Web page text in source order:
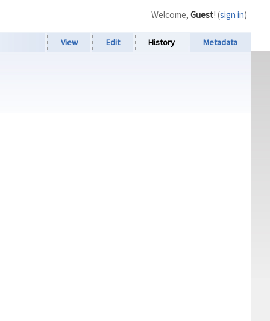
View Edit History Metadata
Welcome, Guest! (sign in)